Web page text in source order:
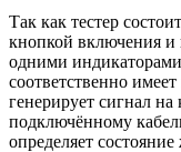
Так как тестер
кнопкой включения
одними
соответственно
генерирует сигнал
подключённому
определяет